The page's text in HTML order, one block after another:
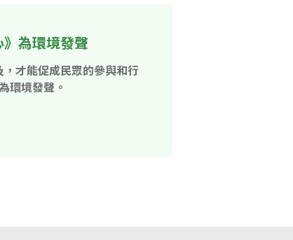
為環境發聲
才能促成民眾的參與和行
環境發聲。